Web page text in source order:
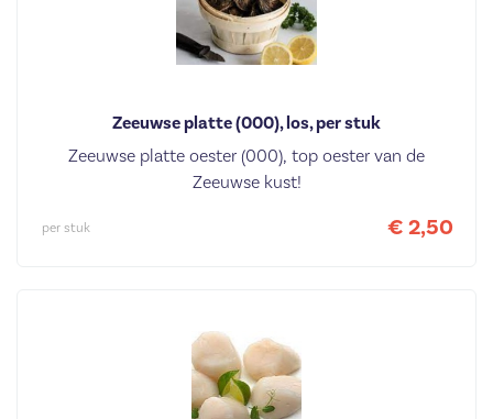
Zeeuwse platte (000), los, per stuk
Zeeuwse platte oester (000), top oester van de
Zeeuwse kust!
€ 2,50
per stuk